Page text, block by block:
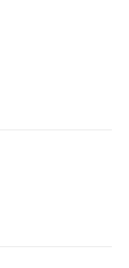
者將獲優先
施工平整與
處理、抹灰